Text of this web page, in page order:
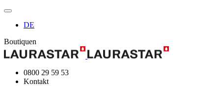
DE
Boutiquen
0800 29 59 53
Kontakt